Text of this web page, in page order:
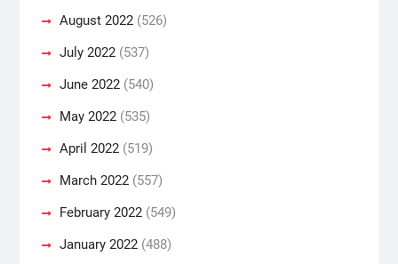
August 2022(526)
July 2022(537)
June 2022(540)
May 2022(535)
April 2022(519)
March 2022(557)
February 2022(549)
January 2022(488)